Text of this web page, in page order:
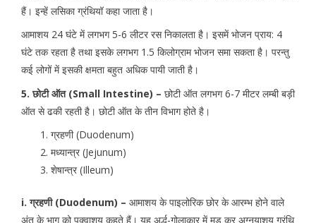
हैं। इन्हें लसिका ग्रंथियॉ कहा जाता है।
आमाशय 24 घंटे में लगभग 5-6 लीटर रस निकालता है। इसमें भोजन प्राय: 4
घंटे तक रहता है तथा इसके लगभग 1.5 किलोग्राम भोजन समा सकता है। परन्तु
कई लोगों में इसकी क्षमता बहुत अधिक पायी जाती है।
5. छोटी ऑत (Small Intestine) – छोटी ऑत लगभग 6-7 मीटर लम्बी बड़ी
ऑत से ढकी रहती है। छोटी ऑत के तीन विभाग होते है।
ग्रहणी (Duodenum)
मध्यान्त्र (Jejunum)
शेषान्त्र (Illeum)
i. ग्रहणी (Duodenum) – आमाशय के पाइलोरिक छोर के आरम्भ होने वाले
अंत के भाग को पक्वाशय कहते हैं। यह अर्द्ध-गोलाकार में मुड़ कर अग्नयाशय ग्रंथि